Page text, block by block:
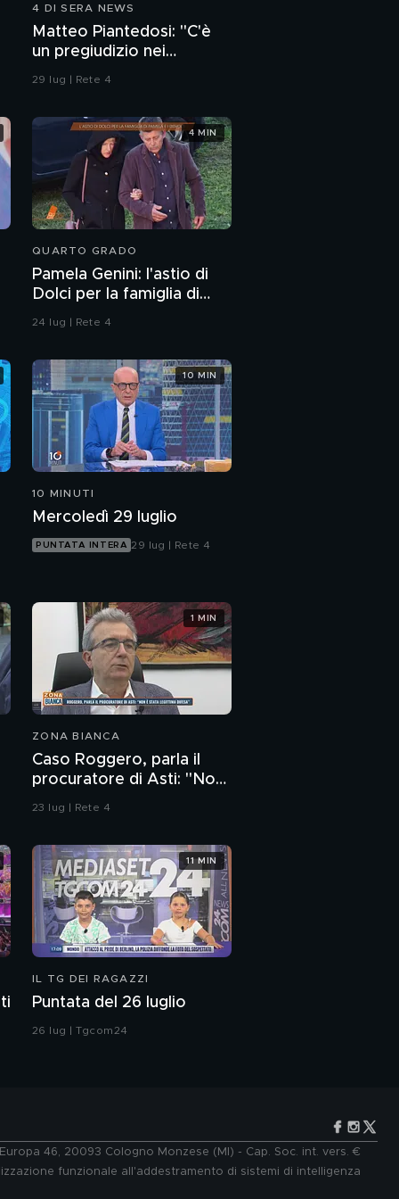
l'anticiclone africano:
picchi fino a 40 gradi
"Battiti Live" questa
sera in prima serata
su Canale 5
4 DI SERA NEWS
Matteo Piantedosi: "C'è
un pregiudizio nei
confronti della polizia"
29 lug | Rete 4
QUARTO GRADO
Pamela Genini: l'astio di
Dolci per la famiglia di
Pamela
24 lug | Rete 4
4 MIN
10 MINUTI
Mercoledì 29 luglio
PUNTATA INTERA 29 lug | Rete 4
10 MIN
ZONA BIANCA
Caso Roggero, parla il
procuratore di Asti: "Non
è stata legittima difesa"
23 lug | Rete 4
1 MIN
IL TG DEI RAGAZZI
Puntata del 26 luglio
26 lug | Tgcom24
11 MIN
46, 20093 Cologno Monzese (MI) - Cap. Soc. int. vers. €
funzionale all'addestramento di sistemi di intelligenza